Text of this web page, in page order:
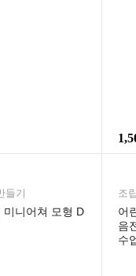
기
미니어쳐 모형 D
조
어
음
수